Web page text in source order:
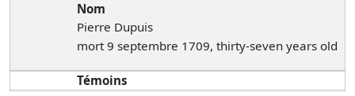
Nom
Pierre Dupuis
mort 9 septembre 1709, thirty-seven years old
Témoins